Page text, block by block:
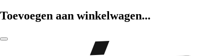
Toevoegen aan winkelwagen...